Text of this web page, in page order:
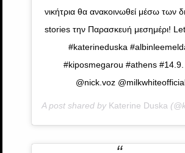
νικήτρια θα ανακοινωθεί μέσω των
stories την Παρασκευή μεσημέρι!
#katerineduska
#kiposmegarou #athens
@nick.voz
A post shared by Katerine Duska